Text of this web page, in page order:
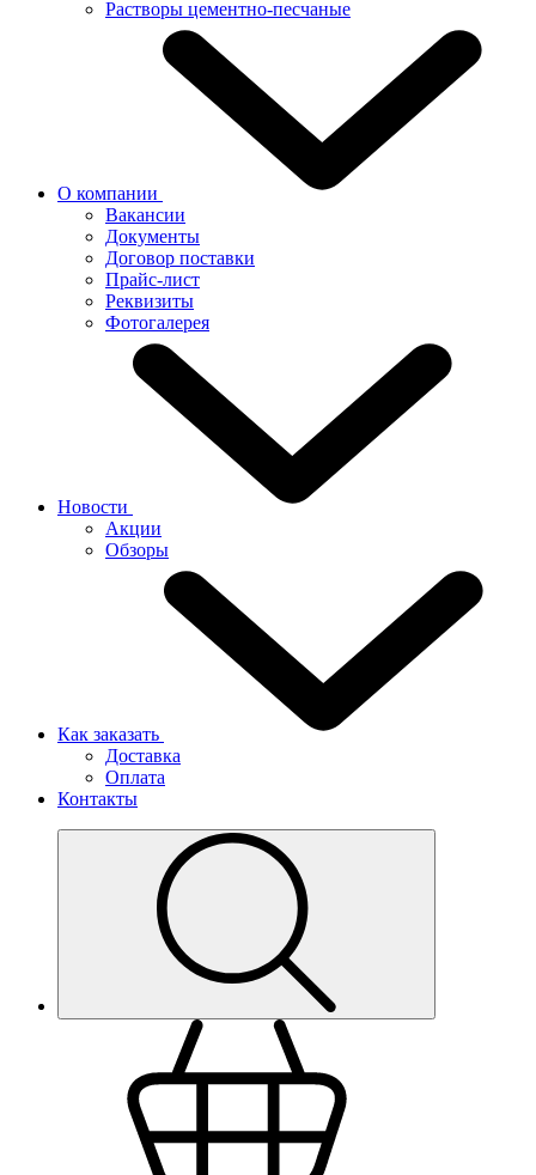
Растворы цементно-песчаные
О компании
Вакансии
Документы
Договор поставки
Прайс-лист
Реквизиты
Фотогалерея
Новости
Акции
Обзоры
Как заказать
Доставка
Оплата
Контакты